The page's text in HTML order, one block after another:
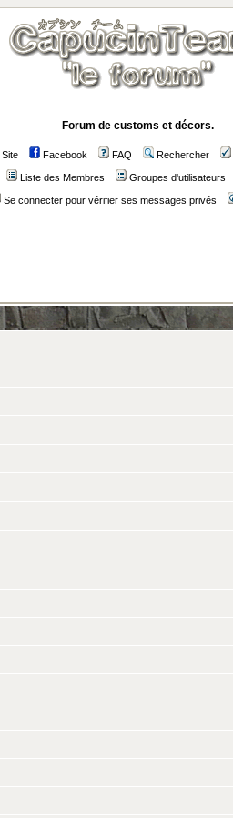
Forum de customs et décors.
Site Facebook FAQ Rechercher
Liste des Membres Groupes d'utilisateurs
Se connecter pour vérifier ses messages privés